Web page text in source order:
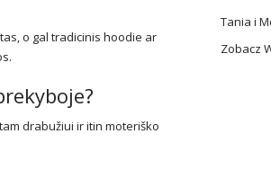
o gal tradicinis hoodie ar
drabužiui ir itin moteriško
Tania i
Zobacz